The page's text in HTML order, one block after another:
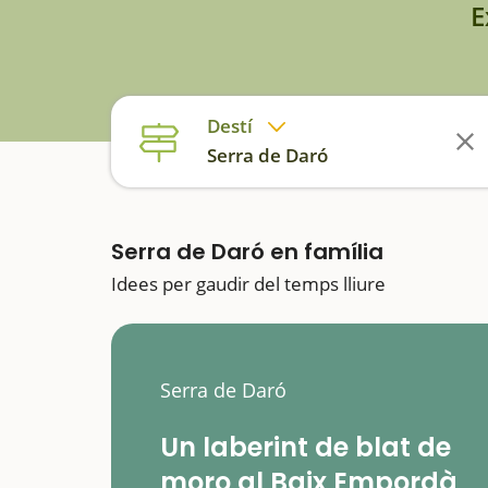
Destí
Serra de Daró
Serra de Daró en família
Idees per gaudir del temps lliure
Serra de Daró
Un laberint de blat de